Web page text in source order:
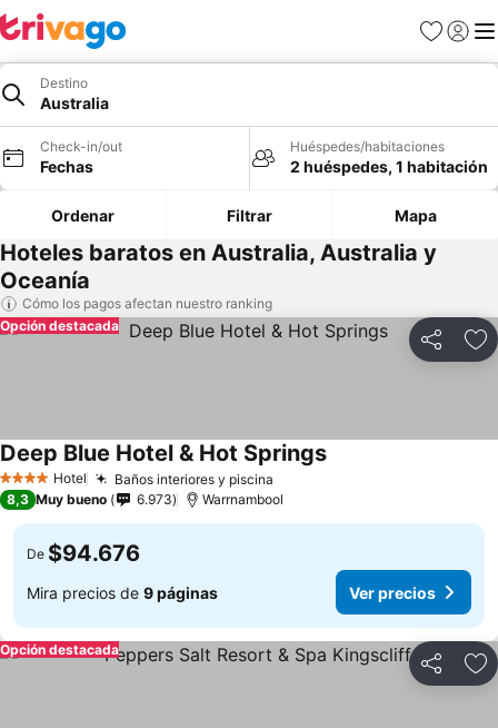
Favoritos
Iniciar
Destino
Australia
Check-in/out
Fechas
Huéspedes/habitaciones
2 huéspedes, 1 habitación
Ordenar Filtrar Mapa
Hoteles baratos en Australia, Australia y
Oceanía
Cómo los pagos afectan nuestro ranking
Compartir
Opción destacada
4 EstrellasHotel Baños interiores y piscina
Deep Blue Hotel & Hot SpringsVer precios
8,3 Muy bueno 6.973 Warrnambool
De $94.676
Mira precios de 9 páginas Ver precios
Compartir
Opción destacada